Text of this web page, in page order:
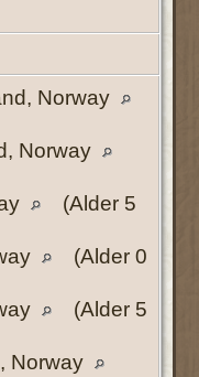
Norway
Norway
(Alder 5
(Alder 0
(Alder 5
Norway